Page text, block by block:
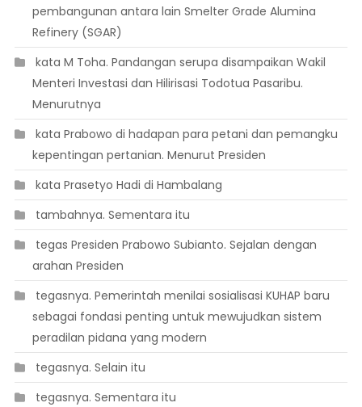
pembangunan antara lain Smelter Grade Alumina
Refinery (SGAR)
 kata M Toha. Pandangan serupa disampaikan Wakil
Menteri Investasi dan Hilirisasi Todotua Pasaribu.
Menurutnya
 kata Prabowo di hadapan para petani dan pemangku
kepentingan pertanian. Menurut Presiden
 kata Prasetyo Hadi di Hambalang
 tambahnya. Sementara itu
 tegas Presiden Prabowo Subianto. Sejalan dengan
arahan Presiden
 tegasnya. Pemerintah menilai sosialisasi KUHAP baru
sebagai fondasi penting untuk mewujudkan sistem
peradilan pidana yang modern
 tegasnya. Selain itu
 tegasnya. Sementara itu